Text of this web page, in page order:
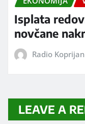
Isplata
novčane
Radio Koprijan
LEAVE A